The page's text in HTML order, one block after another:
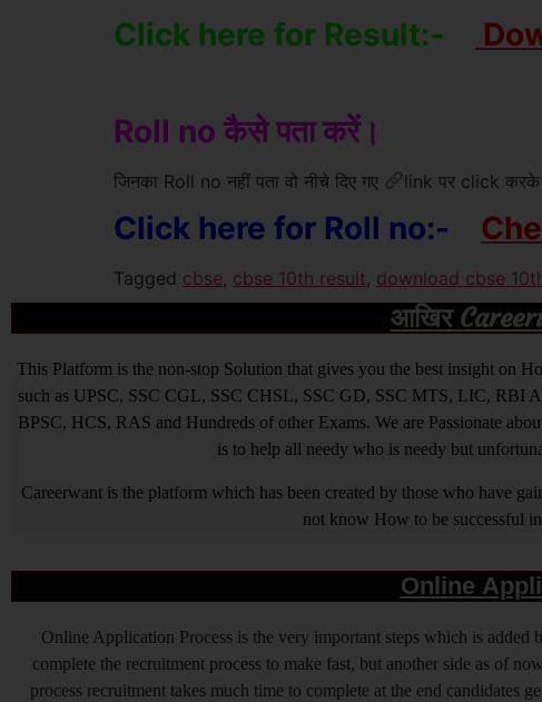
Click here for Result:-
Roll no कैसे पता करें।
जिनका Roll no नहीं पता वो नीचे दिए गए link पर click करके
Click here for Roll no:-
Tagged cbse, cbse 10th result, download cbse
आखिर
This Platform is the non-stop Solution that gives you the best insight on
such as UPSC, SSC CGL, SSC CHSL, SSC GD, SSC MTS, LIC, RBI
BPSC, HCS, RAS and Hundreds of other Exams. We are Passionate
is to help all needy who is needy but
Careerwant is the platform which has been created by those who have
not know How to be successful
Online
Online Application Process is the very important steps which is added
complete the recruitment process to make fast, but another side as of
process recruitment takes much time to complete at the end